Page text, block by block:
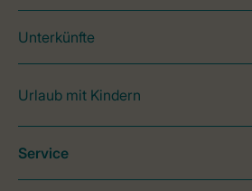
Unterkünfte
Urlaub mit Kindern
Service